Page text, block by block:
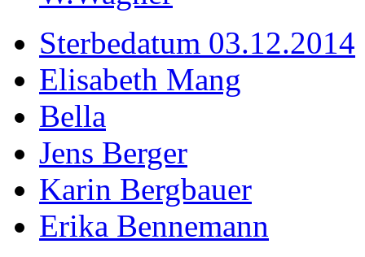
Sterbedatum 03.12.2014
Elisabeth Mang
Bella
Jens Berger
Karin Bergbauer
Erika Bennemann